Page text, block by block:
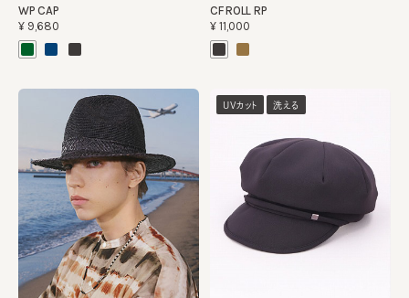
WP CAP
¥9,680
CF ROLL RP
¥11,000
UVカット 洗える